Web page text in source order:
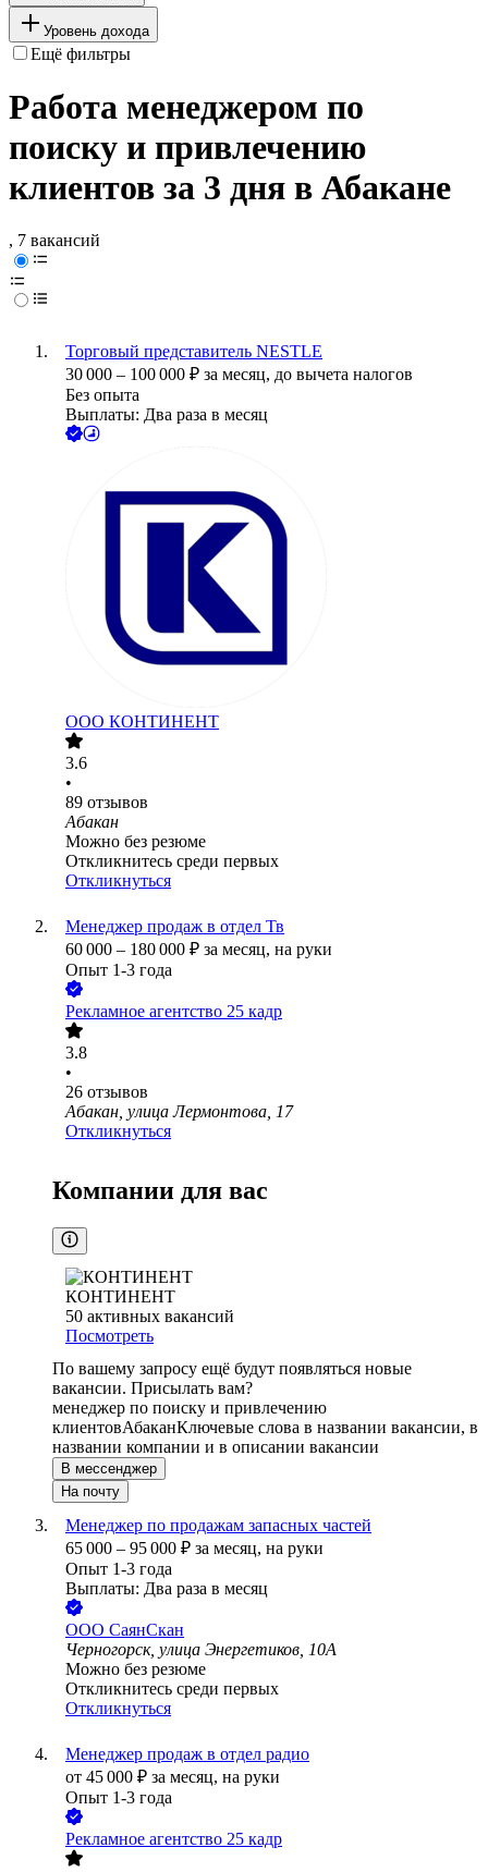
Уровень дохода
Ещё фильтры
Работа менеджером по
поиску и привлечению
клиентов за 3 дня в Абакане
, 7 вакансий
Торговый представитель NESTLE
30 000 – 100 000 ₽ за месяц, до вычета налогов
Без опыта
Выплаты: Два раза в месяц
ООО КОНТИНЕНТ
3.6
•
89 отзывов
Абакан
Можно без резюме
Откликнитесь среди первых
Откликнуться
Менеджер продаж в отдел Тв
60 000 – 180 000 ₽ за месяц, на руки
Опыт 1-3 года
Рекламное агентство 25 кадр
3.8
•
26 отзывов
Абакан, улица Лермонтова, 17
Откликнуться
Компании для вас
КОНТИНЕНТ
50 активных вакансий
Посмотреть
По вашему запросу ещё будут появляться новые
вакансии. Присылать вам?
менеджер по поиску и привлечению
клиентовАбаканКлючевые слова в названии вакансии, в
названии компании и в описании вакансии
В мессенджер
На почту
Менеджер по продажам запасных частей
65 000 – 95 000 ₽ за месяц, на руки
Опыт 1-3 года
Выплаты: Два раза в месяц
ООО СаянСкан
Черногорск, улица Энергетиков, 10А
Можно без резюме
Откликнитесь среди первых
Откликнуться
Менеджер продаж в отдел радио
от 45 000 ₽ за месяц, на руки
Опыт 1-3 года
Рекламное агентство 25 кадр